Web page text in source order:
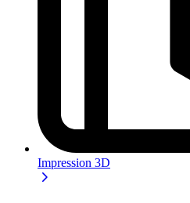
Impression 3D